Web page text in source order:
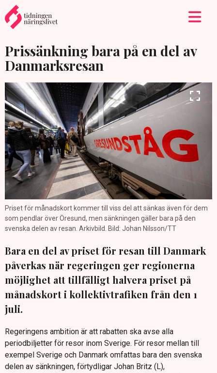
Prissänkning bara på en del av
Danmarksresan
Priset för månadskort kommer till viss del att sänkas även för dem
som pendlar över Öresund, men sänkningen gäller bara på den
svenska delen av resan. Arkivbild. Bild: Johan Nilsson/TT
Bara en del av priset för resan till Danmark
påverkas när regeringen ger regionerna
möjlighet att tillfälligt halvera priset på
månadskort i kollektivtrafiken från den 1
juli.
Regeringens ambition är att rabatten ska avse alla
periodbiljetter för resor inom Sverige. För resor mellan till
exempel Sverige och Danmark omfattas bara den svenska
delen av sänkningen, förtydligar Johan Britz (L),